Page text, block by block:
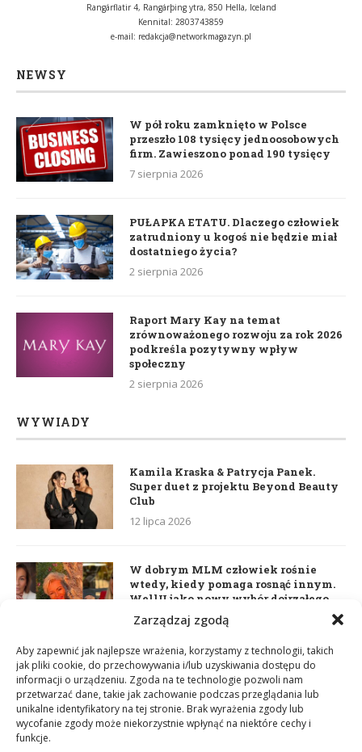
Zarządzaj zgodą
Aby zapewnić jak najlepsze wrażenia, korzystamy z technologii, takich
jak pliki cookie, do przechowywania i/lub uzyskiwania dostępu do
informacji o urządzeniu. Zgoda na te technologie pozwoli nam
przetwarzać dane, takie jak zachowanie podczas przeglądania lub
unikalne identyfikatory na tej stronie. Brak wyrażenia zgody lub
wycofanie zgody może niekorzystnie wpłynąć na niektóre cechy i
funkcje.
Rangárflatir 4, Rangárþing ytra, 850 Hella, Iceland
Kennital: 2803743859
e-mail: redakcja@networkmagazyn.pl
NEWSY
W pół roku zamknięto w Polsce
przeszło 108 tysięcy jednoosobowych
firm. Zawieszono ponad 190 tysięcy
7 sierpnia 2026
PUŁAPKA ETATU. Dlaczego człowiek
zatrudniony u kogoś nie będzie miał
dostatniego życia?
2 sierpnia 2026
Raport Mary Kay na temat
zrównoważonego rozwoju za rok 2026
podkreśla pozytywny wpływ
społeczny
2 sierpnia 2026
WYWIADY
Kamila Kraska & Patrycja Panek.
Super duet z projektu Beyond Beauty
Club
12 lipca 2026
W dobrym MLM człowiek rośnie
wtedy, kiedy pomaga rosnąć innym.
WellU jako nowy wybór dojrzałego
lidera
Daria Dudzik. Kocham Cię
17 kwietnia 2026